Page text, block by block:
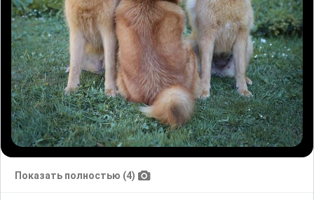
Показать полностью (4)